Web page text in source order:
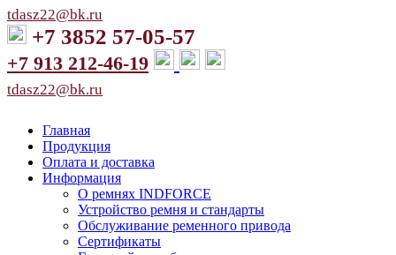
tdasz22@bk.ru
+7 3852 57-05-57
+7 913 212-46-19
tdasz22@bk.ru
Главная
Продукция
Оплата и доставка
Информация
О ремнях INDFORCE
Устройство ремня и стандарты
Обслуживание ременного привода
Сертификаты